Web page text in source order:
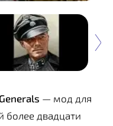
— мод для
более двадцати